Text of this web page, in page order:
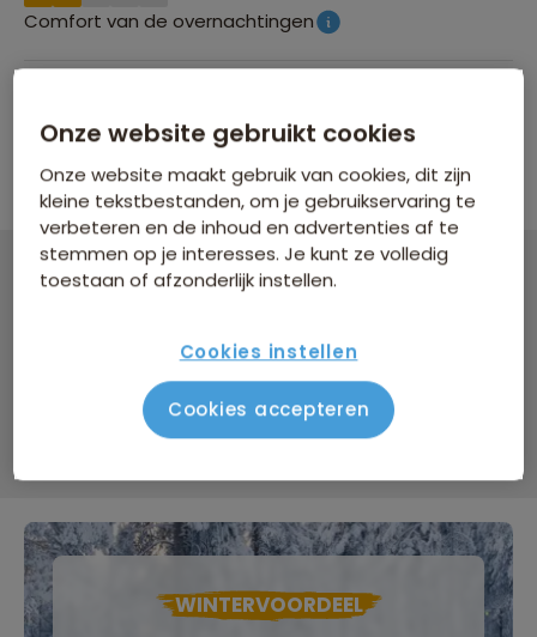
Comfort van de overnachtingen
Maximaal 20 personen
22-35ers reis Australië
22 dagen vanaf 5.179 p.p.
Bijkomende kosten €26,25 p.p. op basis van 2 personen
Data & prijzen
WINTERVOORDEEL
Onze website gebruikt cookies
Onze website maakt gebruik van cookies, dit zijn
kleine tekstbestanden, om je gebruikservaring te
verbeteren en de inhoud en advertenties af te
stemmen op je interesses. Je kunt ze volledig
toestaan of afzonderlijk instellen.
Cookies instellen
Cookies accepteren